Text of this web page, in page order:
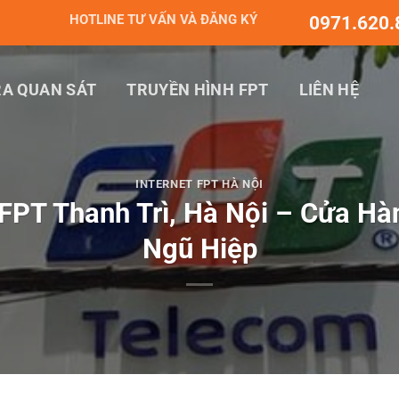
HOTLINE TƯ VẤN VÀ ĐĂNG KÝ
QUAN SÁT TRUYỀN HÌNH FPT LIÊN HỆ
INTERNET FPT HÀ NỘI
Thanh Trì, Hà Nội – Cửa
Ngũ Hiệp